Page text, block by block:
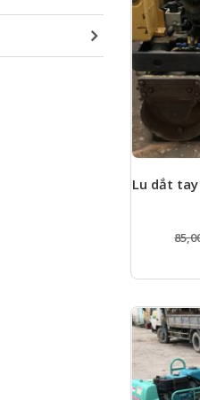
Lu dắt tay